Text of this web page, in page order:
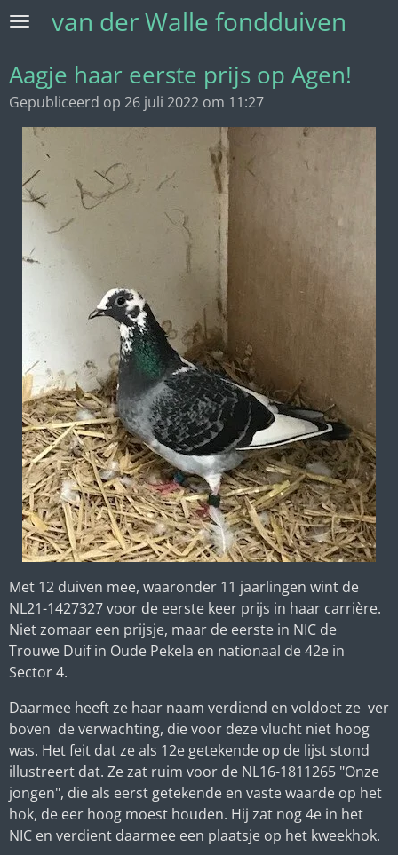
Ga
de
hoofdinhoud
van der Walle fondduiven
Aagje haar eerste prijs op Agen!
Gepubliceerd op 26 juli 2022 om 11:27
Met 12 duiven mee, waaronder 11 jaarlingen wint de
NL21-1427327 voor de eerste keer prijs in haar carrière.
Niet zomaar een prijsje, maar de eerste in NIC de
Trouwe Duif in Oude Pekela en nationaal de 42e in
Sector 4.
Daarmee heeft ze haar naam verdiend en voldoet ze ver
boven de verwachting, die voor deze vlucht niet hoog
was. Het feit dat ze als 12e getekende op de lijst stond
illustreert dat. Ze zat ruim voor de NL16-1811265 "Onze
jongen", die als eerst getekende en vaste waarde op het
hok, de eer hoog moest houden. Hij zat nog 4e in het
NIC en verdient daarmee een plaatsje op het kweekhok.